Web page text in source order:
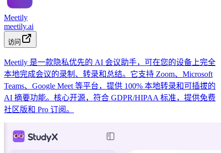
Meetily
meetily.ai
访问
Meetily 是一款隐私优先的 AI 会议助手，可在您的设备上完全
本地完成会议的录制、转录和总结。它支持 Zoom、Microsoft
Teams、Google Meet 等平台，提供 100% 本地转录和可插拔的
AI 摘要功能。核心开源，符合 GDPR/HIPAA 标准，提供免费
社区版和 Pro 订阅。